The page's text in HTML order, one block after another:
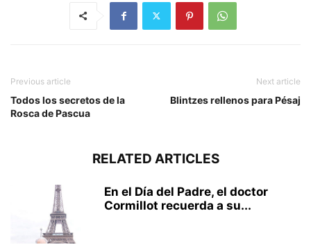
Previous article
Todos los secretos de la
Rosca de Pascua
Next article
Blintzes rellenos para Pésaj
RELATED ARTICLES
En el Día del Padre, el doctor
Cormillot recuerda a su...